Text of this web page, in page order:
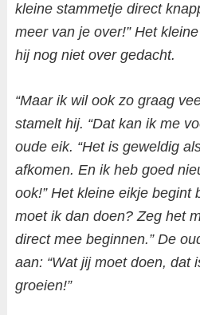
kleine stammetje direct
meer van je over!” Het
hij nog niet over gedacht.
“Maar ik wil ook zo graag
stamelt hij. “Dat kan ik me
oude eik. “Het is geweldig
afkomen. En ik heb goed
ook!” Het kleine eikje begint
moet ik dan doen? Zeg het
direct mee beginnen.” De
aan: “Wat jij moet doen, dat
groeien!”